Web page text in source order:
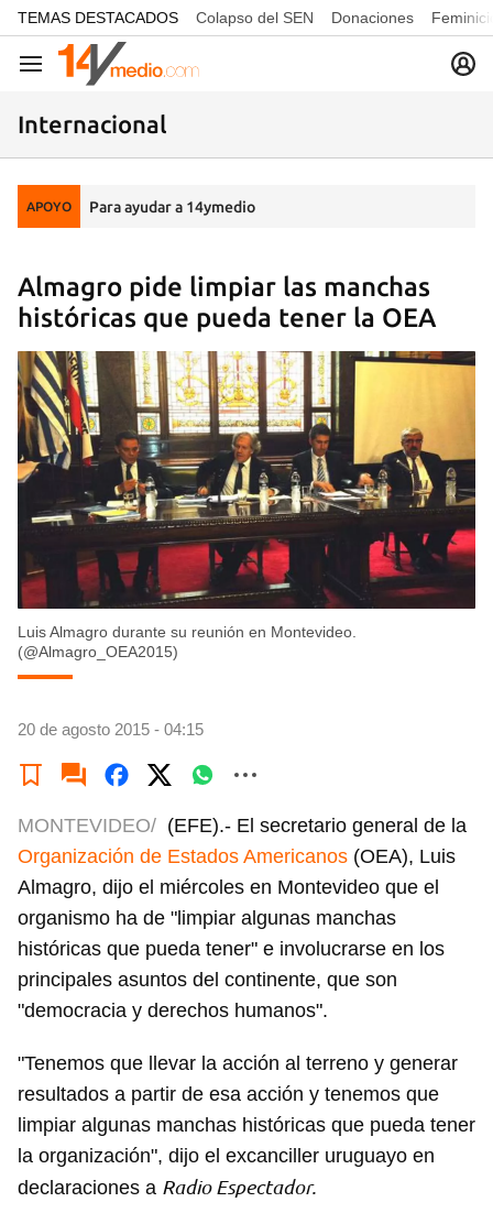
common.go-to-content
TEMAS DESTACADOS Colapso del SEN Donaciones
Navegación
Internacional
APOYO Para ayudar a 14ymedio
Almagro pide limpiar las manchas
históricas que pueda tener la OEA
Luis Almagro durante su reunión en Montevideo.
(@Almagro_OEA2015)
20 de agosto 2015 - 04:15
MONTEVIDEO/ (EFE).- El secretario general de la
Organización de Estados Americanos (OEA), Luis
Almagro, dijo el miércoles en Montevideo que el
organismo ha de "limpiar algunas manchas
históricas que pueda tener" e involucrarse en los
principales asuntos del continente, que son
"democracia y derechos humanos".
"Tenemos que llevar la acción al terreno y generar
resultados a partir de esa acción y tenemos que
limpiar algunas manchas históricas que pueda tener
la organización", dijo el excanciller uruguayo en
declaraciones a Radio Espectador.